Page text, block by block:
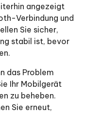
angezeigt
Verbindung und
Sie sicher,
stabil ist, bevor
das Problem
Ihr Mobilgerät
zu beheben.
Sie erneut,